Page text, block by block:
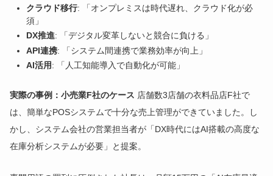
クラウド移行: 「オンプレミスは時代遅れ、クラウド化が必
須」
DX推進: 「デジタル変革しないと競合に負ける」
API連携: 「システム間連携で業務効率が向上」
AI活用: 「人工知能導入で自動化が可能」
実際の事例：小売業F社のケース 店舗数3店舗の衣料品店F社で
は、簡単なPOSシステムで十分な売上管理ができていました。し
かし、システム会社の営業担当者が「DX時代にはAI搭載の高度な
在庫分析システムが必要」と提案。